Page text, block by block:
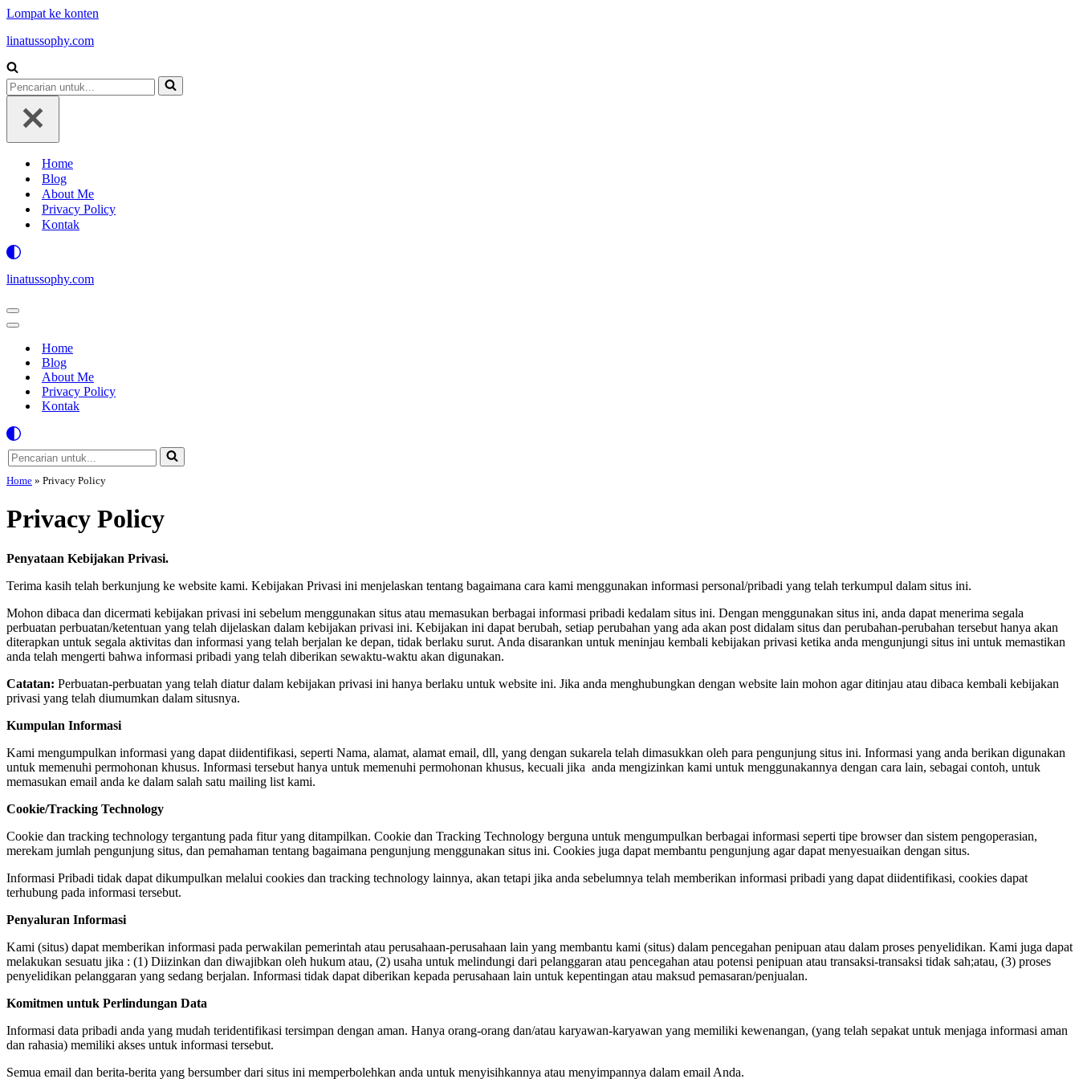
Lompat ke konten
linatussophy.com
Pencarian
untuk...
Home
Blog
About Me
Privacy Policy
Kontak
linatussophy.com
Menu
Navigasi
Menu
NavigasiHome
Blog
About Me
Privacy Policy
Kontak
Pencarian
untuk...
Home » Privacy Policy
Privacy Policy
Penyataan Kebijakan Privasi.
Terima kasih telah berkunjung ke website kami. Kebijakan Privasi ini menjelaskan tentang bagaimana cara kami menggunakan informasi personal/pribadi yang telah terkumpul dalam situs ini.
Mohon dibaca dan dicermati kebijakan privasi ini sebelum menggunakan situs atau memasukan berbagai informasi pribadi kedalam situs ini. Dengan menggunakan situs ini, anda dapat menerima segala
perbuatan perbuatan/ketentuan yang telah dijelaskan dalam kebijakan privasi ini. Kebijakan ini dapat berubah, setiap perubahan yang ada akan post didalam situs dan perubahan-perubahan tersebut hanya akan
diterapkan untuk segala aktivitas dan informasi yang telah berjalan ke depan, tidak berlaku surut. Anda disarankan untuk meninjau kembali kebijakan privasi ketika anda mengunjungi situs ini untuk memastikan
anda telah mengerti bahwa informasi pribadi yang telah diberikan sewaktu-waktu akan digunakan.
Catatan: Perbuatan-perbuatan yang telah diatur dalam kebijakan privasi ini hanya berlaku untuk website ini. Jika anda menghubungkan dengan website lain mohon agar ditinjau atau dibaca kembali kebijakan
privasi yang telah diumumkan dalam situsnya.
Kumpulan Informasi
Kami mengumpulkan informasi yang dapat diidentifikasi, seperti Nama, alamat, alamat email, dll, yang dengan sukarela telah dimasukkan oleh para pengunjung situs ini. Informasi yang anda berikan digunakan
untuk memenuhi permohonan khusus. Informasi tersebut hanya untuk memenuhi permohonan khusus, kecuali jika anda mengizinkan kami untuk menggunakannya dengan cara lain, sebagai contoh, untuk
memasukan email anda ke dalam salah satu mailing list kami.
Cookie/Tracking Technology
Cookie dan tracking technology tergantung pada fitur yang ditampilkan. Cookie dan Tracking Technology berguna untuk mengumpulkan berbagai informasi seperti tipe browser dan sistem pengoperasian,
merekam jumlah pengunjung situs, dan pemahaman tentang bagaimana pengunjung menggunakan situs ini. Cookies juga dapat membantu pengunjung agar dapat menyesuaikan dengan situs.
Informasi Pribadi tidak dapat dikumpulkan melalui cookies dan tracking technology lainnya, akan tetapi jika anda sebelumnya telah memberikan informasi pribadi yang dapat diidentifikasi, cookies dapat
terhubung pada informasi tersebut.
Penyaluran Informasi
Kami (situs) dapat memberikan informasi pada perwakilan pemerintah atau perusahaan-perusahaan lain yang membantu kami (situs) dalam pencegahan penipuan atau dalam proses penyelidikan. Kami juga dapat
melakukan sesuatu jika : (1) Diizinkan dan diwajibkan oleh hukum atau, (2) usaha untuk melindungi dari pelanggaran atau pencegahan atau potensi penipuan atau transaksi-transaksi tidak sah;atau, (3) proses
penyelidikan pelanggaran yang sedang berjalan. Informasi tidak dapat diberikan kepada perusahaan lain untuk kepentingan atau maksud pemasaran/penjualan.
Komitmen untuk Perlindungan Data
Informasi data pribadi anda yang mudah teridentifikasi tersimpan dengan aman. Hanya orang-orang dan/atau karyawan-karyawan yang memiliki kewenangan, (yang telah sepakat untuk menjaga informasi aman
dan rahasia) memiliki akses untuk informasi tersebut.
Semua email dan berita-berita yang bersumber dari situs ini memperbolehkan anda untuk menyisihkannya atau menyimpannya dalam email Anda.